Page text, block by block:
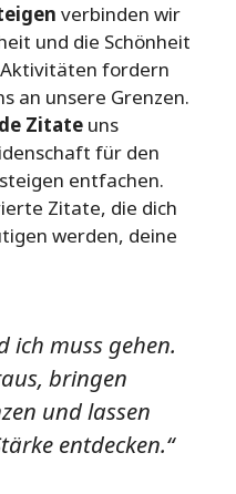
verbinden wir
und die Schönheit
fordern
an unsere Grenzen.
Zitate uns
für den
entfachen.
Zitate, die dich
werden, deine
ich muss gehen.
bringen
und lassen
entdecken.“